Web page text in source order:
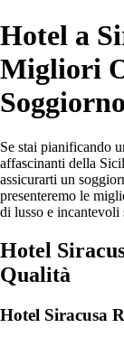
Hotel a
Migliori
Soggiorno
Se stai pianificando
affascinanti della
assicurarti un
presenteremo le
di lusso e incantevoli
Hotel
Qualità
Hotel Siracusa